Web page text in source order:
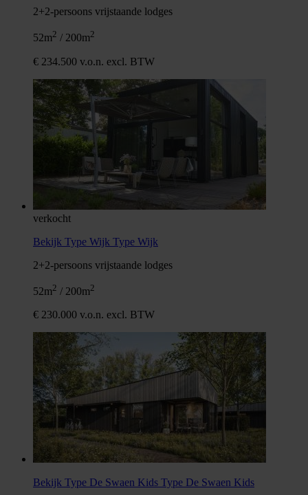
2+2-persoons vrijstaande lodges
52m2 / 200m2
€ 234.500 v.o.n. excl. BTW
verkocht
Bekijk Type Wijk Type Wijk
2+2-persoons vrijstaande lodges
52m2 / 200m2
€ 230.000 v.o.n. excl. BTW
Bekijk Type De Swaen Kids Type De Swaen Kids